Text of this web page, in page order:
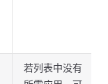
若列表中没有